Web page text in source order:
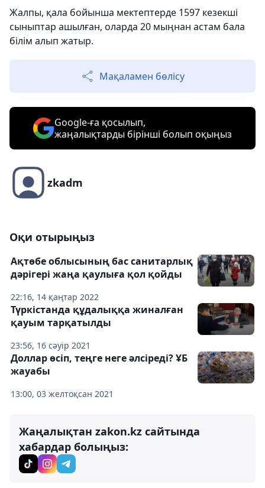
Жалпы, қала бойынша мектептерде 1597 кезекші
сыныптар ашылған, оларда 20 мыңнан астам бала
білім алып жатыр.
Мақаламен бөлісу
Google-ға қосылып,
жаңалықтарды бірінші болып оқыңыз
zkadm
Оқи отырыңыз
22:16, 14 қаңтар 2022
Ақтөбе облысының бас санитарлық
дәрігері жаңа қаулыға қол қойды
23:56, 16 сәуір 2021
Түркістанда құдалыққа жиналған
қауым тарқатылды
13:00, 03 желтоқсан 2021
Доллар өсіп, теңге неге әлсіреді? ҰБ
жауабы
Жаңалықтан zakon.kz сайтында
хабардар болыңыз: